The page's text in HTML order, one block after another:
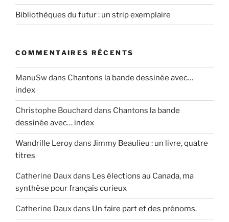
Bibliothèques du futur : un strip exemplaire
COMMENTAIRES RÉCENTS
ManuSwdans Chantons la bande dessinée avec…
index
Christophe Bouchard dans Chantons la bande
dessinée avec… index
Wandrille Leroydans Jimmy Beaulieu : un livre, quatre
titres
Catherine Dauxdans Les élections au Canada, ma
synthèse pour français curieux
Catherine Dauxdans Un faire part et des prénoms.